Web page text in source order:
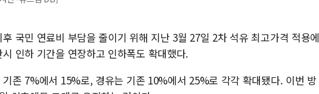
국민 연료비 부담을 줄이기 위해 지난 3월 27일 2차 석유 최고가격 적용에
인하 기간을 연장하고 인하폭도 확대했다.
존 7%에서 15%로, 경유는 기존 10%에서 25%로 각각 확대됐다. 이번 방